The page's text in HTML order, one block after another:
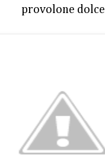
provolone dolce